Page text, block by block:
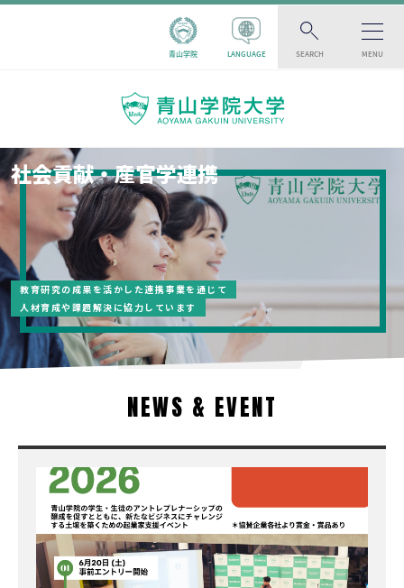
青山学院 LANGUAGE SEARCH MENU
社会貢献・産官学連携
教育研究の成果を活かした連携事業を通じて
人材育成や課題解決に協力しています
NEWS & EVENT